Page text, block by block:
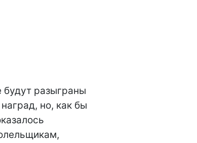
будут разыграны
но, как бы